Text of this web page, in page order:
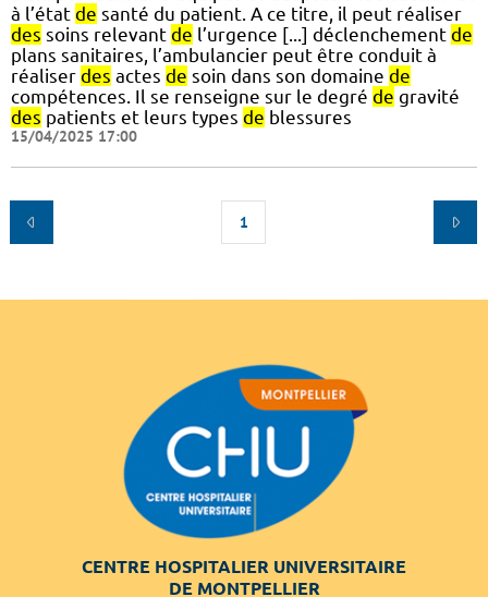
à l’état de santé du patient. A ce titre, il peut réaliser
des soins relevant de l’urgence [...] déclenchement de
plans sanitaires, l’ambulancier peut être conduit à
réaliser des actes de soin dans son domaine de
compétences. Il se renseigne sur le degré de gravité
des patients et leurs types de blessures
15/04/2025 17:00
1
CENTRE HOSPITALIER UNIVERSITAIRE
DE MONTPELLIER